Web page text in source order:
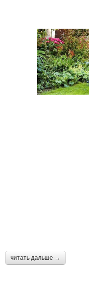
читать дальше →